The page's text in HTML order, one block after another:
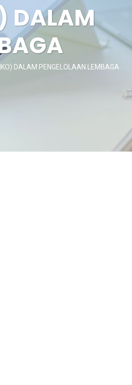
DALAM
DALAM PENGELOLAAN LEMBAGA